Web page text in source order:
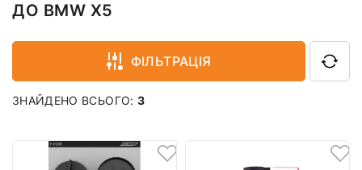
ДО BMW X5
ФІЛЬТРАЦІЯ
ЗНАЙДЕНО ВСЬОГО: 3